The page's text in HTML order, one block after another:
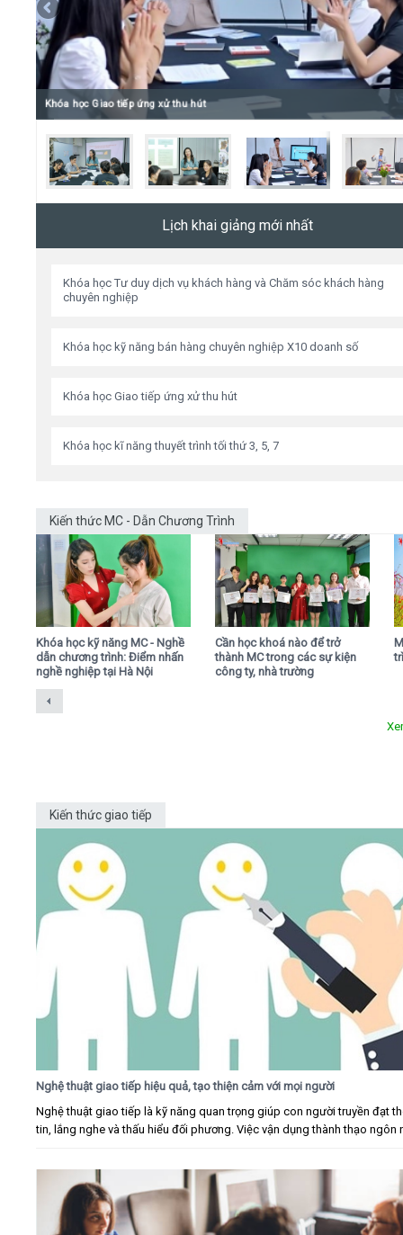
Video
Kiến thức
Tìm kiếm
Khóa học Giao tiếp ứng xử thu hút
Lịch khai giảng mới nhất
Khóa học Tư duy dịch vụ khách hàng và Chăm sóc khách hàng
chuyên nghiệp
Khóa học kỹ năng bán hàng chuyên nghiệp X10 doanh số
Khóa học Giao tiếp ứng xử thu hút
Khóa học kĩ năng thuyết trình tối thứ 3, 5, 7
Kiến thức MC - Dẫn Chương Trình
Khóa học kỹ năng MC - Nghề
dẫn chương trình: Điểm nhấn
nghề nghiệp tại Hà Nội
Cần học khoá nào để trở
thành MC trong các sự kiện
công ty, nhà trường
Kiến thức giao tiếp
Nghệ thuật giao tiếp hiệu quả, tạo thiện cảm với mọi người
Nghệ thuật giao tiếp là kỹ năng quan trọng giúp con người truyền đạt
tin, lắng nghe và thấu hiểu đối phương. Việc vận dụng thành thạo ngôn